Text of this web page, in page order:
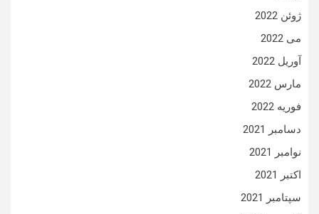
ژوئن 2022
می 2022
آوریل 2022
مارس 2022
فوریه 2022
دسامبر 2021
نوامبر 2021
اکتبر 2021
سپتامبر 2021